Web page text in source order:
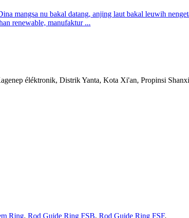
mangsa nu bakal datang, anjing laut bakal leuwih
renewable, manufaktur ...
éléktronik, Distrik Yanta, Kota Xi'an, Propinsi Shanxi
Ring, Rod Guide Ring FSB, Rod Guide Ring FSF,